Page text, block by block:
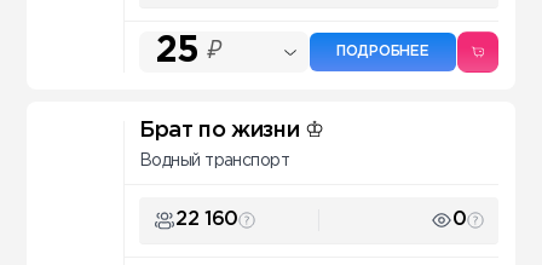
25 ₽ ПОДРОБНЕЕ
Брат по жизни ♔
Водный транспорт
22 160 0